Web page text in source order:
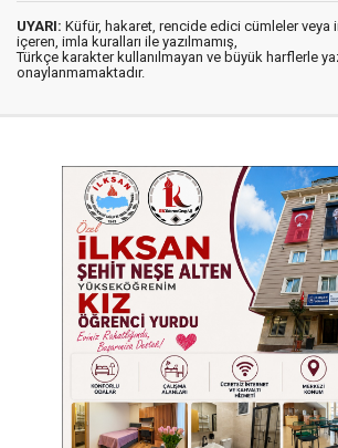
UYARI: Küfür, hakaret, rencide edici cümleler veya
içeren, imla kuralları ile yazılmamış,
Türkçe karakter kullanılmayan ve büyük harflerle
onaylanmamaktadır.